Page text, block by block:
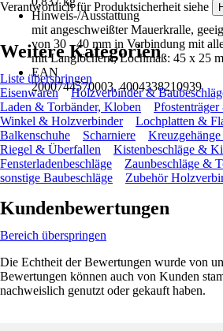
Hinweis-/Ausstattung
mit angeschweißter Mauerkralle,
von 30 - 40 mm in Verbindung mit
mit Langlöchern, Lochmaß: 45 x 25
EAN
2000744570003, 4004338210939
Verantwortlich für Produktsicherheit siehe
Weitere Kategorien
Liste überspringen
Eisenwaren
Holzverbinder &
Laden & Torbänder, Kloben
Winkel & Holzverbinder
Lochplatten &
Balkenschuhe
Scharniere
Riegel & Überfallen
Kistenbeschläge &
Fensterladenbeschläge
Zaunbeschläge &
sonstige Baubeschläge
Zubehör
Kundenbewertungen
Bereich überspringen
Die Echtheit der Bewertungen wurde von
Bewertungen können auch von Kunden
nachweislich genutzt oder gekauft haben.